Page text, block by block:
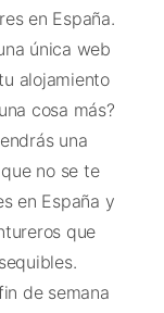
en España.
única web
alojamiento
cosa más?
una
no se te
en España y
que
de semana